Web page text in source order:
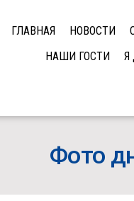
ГЛАВНАЯ НОВОСТИ
НАШИ ГОСТИ
Я
Фото